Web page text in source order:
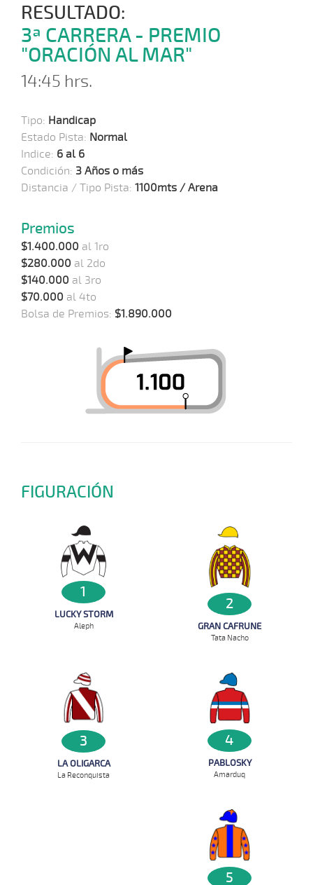
RESULTADO:
3ª CARRERA - PREMIO
"ORACIÓN AL MAR"
14:45 hrs.
Tipo: Handicap
Estado Pista: Normal
Indice: 6 al 6
Condición: 3 Años o más
Distancia / Tipo Pista: 1100mts / Arena
Premios
$1.400.000 al 1ro
$280.000 al 2do
$140.000 al 3ro
$70.000 al 4to
Bolsa de Premios: $1.890.000
FIGURACIÓN
1
LUCKY STORM
Aleph
2
GRAN CAFRUNE
Tata Nacho
3
LA OLIGARCA
La Reconquista
4
PABLOSKY
Amarduq
5